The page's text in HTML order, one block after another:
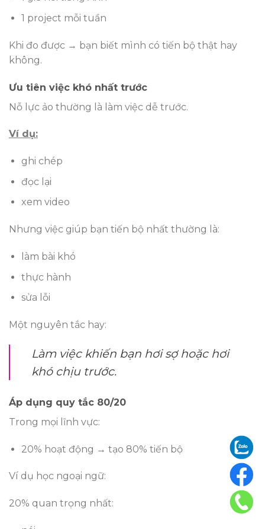
1 project mỗi tuần
Khi đo được → bạn biết mình có tiến bộ thật hay
không.
Ưu tiên việc khó nhất trước
Nỗ lực ảo thường là làm việc dễ trước.
Ví dụ:
ghi chép
đọc lại
xem video
Nhưng việc giúp bạn tiến bộ nhất thường là:
làm bài khó
thực hành
sửa lỗi
Một nguyên tắc hay:
Làm việc khiến bạn hơi sợ hoặc hơi
khó chịu trước.
Áp dụng quy tắc 80/20
Trong mọi lĩnh vực:
20% hoạt động → tạo 80% tiến bộ
Ví dụ học ngoại ngữ:
20% quan trọng nhất: